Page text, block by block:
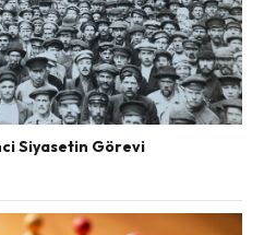
Siyasetin Görevi